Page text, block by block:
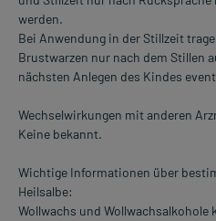
werden.
Bei Anwendung in der Stillzeit
Brustwarzen nur nach dem Stillen
nächsten Anlegen des Kindes
Wechselwirkungen mit anderen
Keine bekannt.
Wichtige Informationen über
Heilsalbe:
Wollwachs und